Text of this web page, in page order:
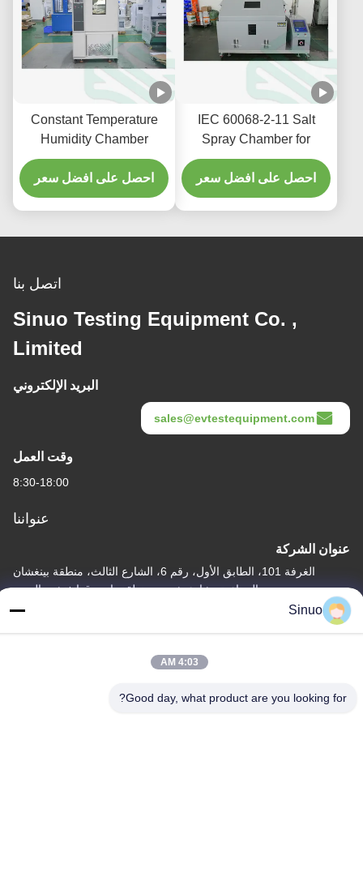
IEC 60068-2-11 Salt
Spray Chamber for
Environmental Corrosion
Reliability Testing
احصل على افضل سعر
Constant Temperature
Humidity Chamber
-20℃~150℃ for Storage
Reliability Test
احصل على افضل سعر
اتصل بنا
Sinuo Testing Equipment Co. ,
Limited
البريد الإلكتروني
sales@evtestequipment.com
وقت العمل
8:30-18:00
عنواننا
عنوان الشركة
الغرفة 101، الطابق الأول، رقم 6، الشارع الثالث، منطقة بينغشان
الصناعية، شارع شيبي، منطقة بانيو، قوانغتشو، الصين
عنوان المصنع
الصناعية، شارع شيبي، منطقة بانيو، قوانغتشو، الصين
هاتف
Sinuo
4:03 AM
Good day, what product are you looking for?